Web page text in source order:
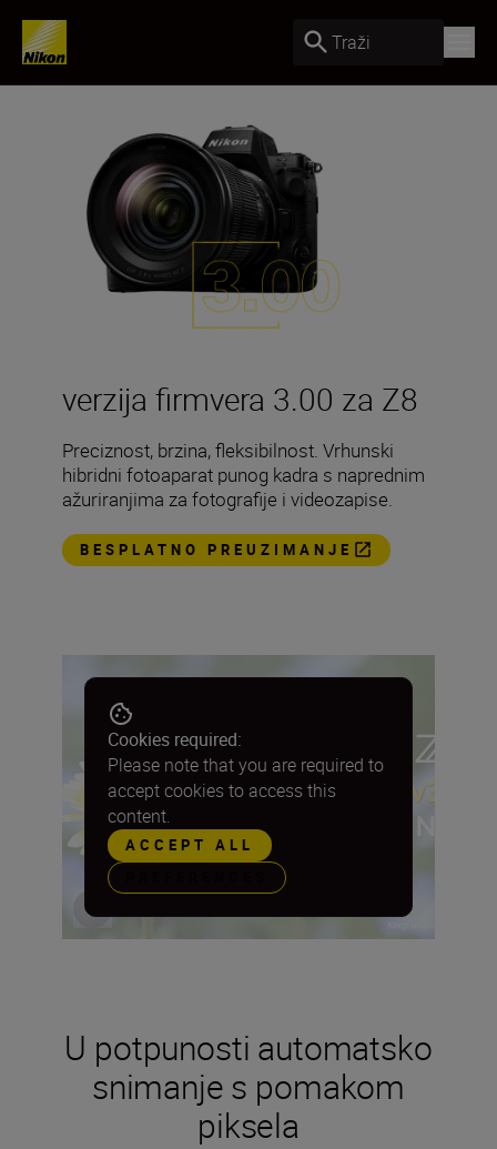
Traži
verzija firmvera 3.00 za Z8
Preciznost, brzina, fleksibilnost. Vrhunski
hibridni fotoaparat punog kadra s naprednim
ažuriranjima za fotografije i videozapise.
BESPLATNO PREUZIMANJE
Cookies required:
Please note that you are required to
accept cookies to access this
content.
ACCEPT ALL
U potpunosti automatsko
snimanje s pomakom
piksela